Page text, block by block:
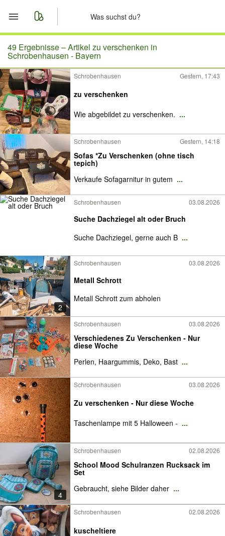
Start
Merkliste
Nachrichten
Anzeige aufgeben
49 Ergebnisse –Artikel zu verschenken in
Schrobenhausen - Bayern
Schrobenhausen Gestern, 17:43
zu verschenken
Wie abgebildet zu verschenken. ...
Schrobenhausen Gestern, 14:18
Sofas *Zu Verschenken (ohne tisch
tepich)
Verkaufe Sofagarnitur in gutem ...
Schrobenhausen 03.08.2026
Suche Dachziegel alt oder Bruch
Suche Dachziegel, gerne auch B ...
2
Schrobenhausen 03.08.2026
Metall Schrott
Metall Schrott zum abholen
Schrobenhausen 03.08.2026
Verschiedenes Zu Verschenken - Nur
diese Woche
Perlen, Haargummis, Deko, Bast ...
Schrobenhausen 03.08.2026
Zu verschenken - Nur diese Woche
Taschenlampe mit 5 Halloween - ...
4
Schrobenhausen 02.08.2026
School Mood Schulranzen Rucksack im
Set
Gebraucht, siehe Bilder daher ...
Schrobenhausen 02.08.2026
kuscheltiere